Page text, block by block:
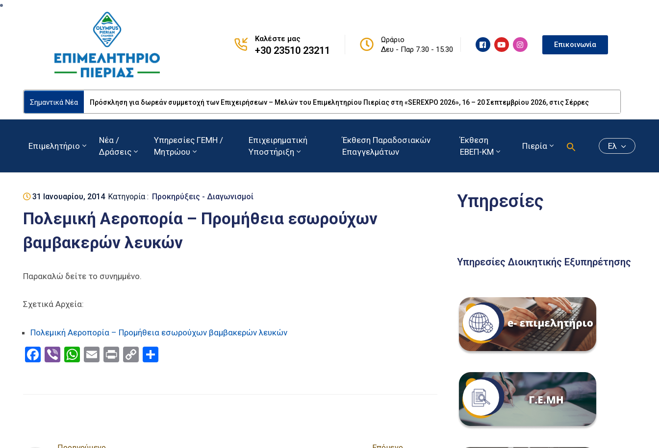
Καλέστε μας
+30 23510 23211
Ωράριο
Δευ - Παρ 7.30 - 15.30
Επικοινωνία
Σημαντικά Νέα Πρόσκληση για δωρεάν συμμετοχή των Επιχειρήσεων – Μελών του Επιμελητηρίου Πιερίας στη «SEREXPO 2026», 16 – 20 Σεπτεμβρίου 2026, στις Σέρρες
Επιμελητήριο
Νέα /
Δράσεις
Υπηρεσίες ΓΕΜΗ /
Μητρώου
Επιχειρηματική
Υποστήριξη
Έκθεση Παραδοσιακών
Επαγγελμάτων
Έκθεση
ΕΒΕΠ-ΚΜ
Πιερία Ελ
31 Ιανουαρίου, 2014 Κατηγορία : Προκηρύξεις - Διαγωνισμοί
Πολεμική Αεροπορία – Προμήθεια εσωρούχων
βαμβακερών λευκών
Παρακαλώ δείτε το συνημμένο.
Σχετικά Αρχεία:
Πολεμική Αεροπορία – Προμήθεια εσωρούχων βαμβακερών λευκών
Facebook
ViberWhatsApp
EmailPrintCopy
Υπηρεσίες
Υπηρεσίες Διοικητικής Εξυπηρέτησης